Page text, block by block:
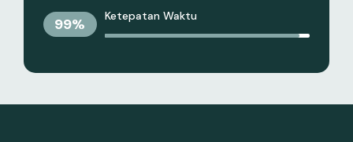
99% Ketepatan Waktu